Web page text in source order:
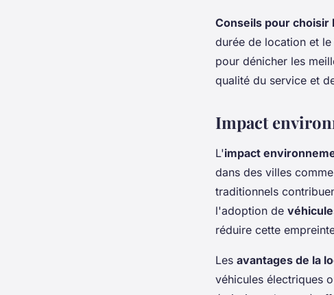
Conseils pour choisir
durée de location et
pour dénicher les
qualité du service et
Impact
L'impact
dans des villes
traditionnels
l'adoption de
réduire cette
Les avantages de la
véhicules électriques